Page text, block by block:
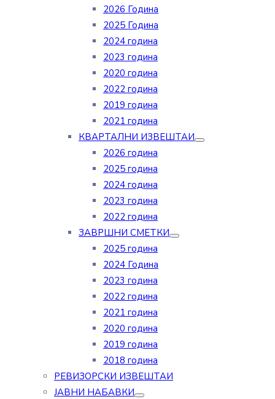
2026 Година
2025 Година
2024 година
2023 година
2020 година
2022 година
2019 година
2021 година
КВАРТАЛНИ ИЗВЕШТАИ
2026 година
2025 година
2024 година
2023 година
2022 година
ЗАВРШНИ СМЕТКИ
2025 година
2024 Година
2023 година
2022 година
2021 година
2020 година
2019 година
2018 година
РЕВИЗОРСКИ ИЗВЕШТАИ
ЈАВНИ НАБАВКИ